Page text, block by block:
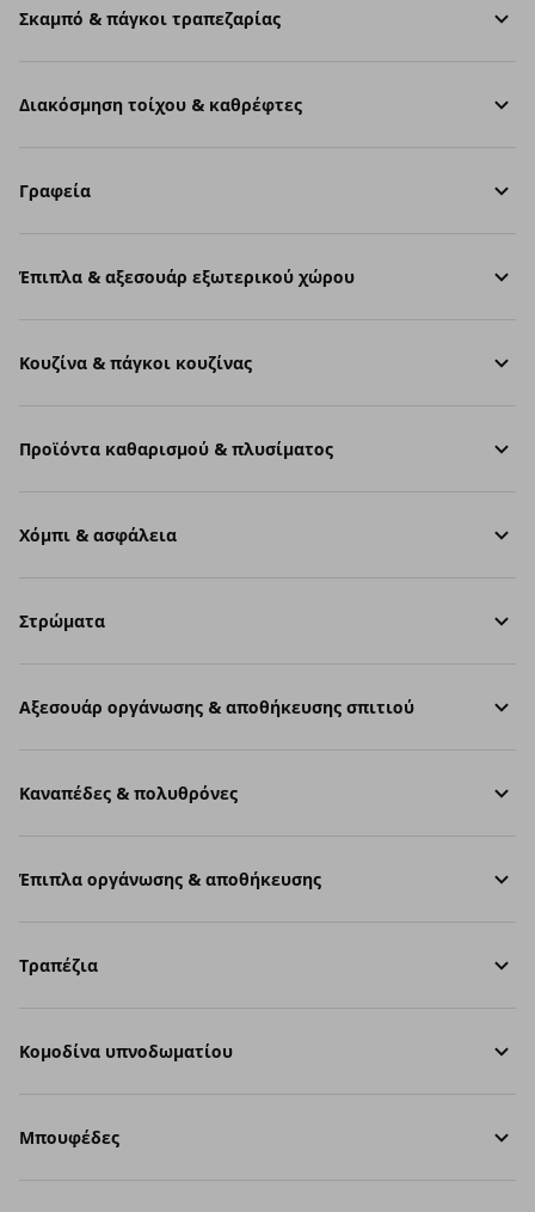
Σκαμπό & πάγκοι τραπεζαρίας
Διακόσμηση τοίχου & καθρέφτες
Γραφεία
Έπιπλα & αξεσουάρ εξωτερικού χώρου
Κουζίνα & πάγκοι κουζίνας
Προϊόντα καθαρισμού & πλυσίματος
Χόμπι & ασφάλεια
Στρώματα
Aξεσουάρ οργάνωσης & αποθήκευσης σπιτιού
Καναπέδες & πολυθρόνες
Έπιπλα οργάνωσης & αποθήκευσης
Τραπέζια
Κομοδίνα υπνοδωματίου
Μπουφέδες